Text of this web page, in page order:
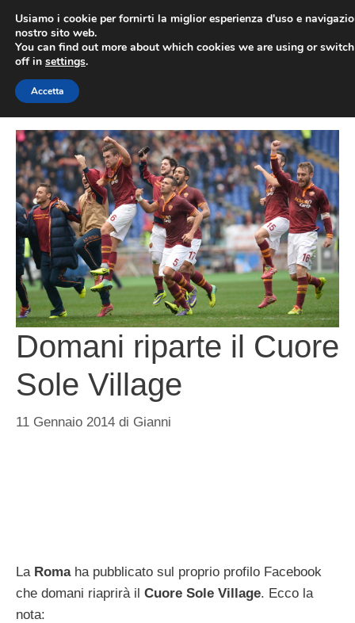
contenuto
Domani riparte il Cuore
Sole Village
11 Gennaio 2014 di Gianni
La Romaha pubblicato sul proprio profilo Facebook
che domani riaprirà il Cuore Sole Village. Ecco la
nota:
Usiamo i cookie per fornirti la miglior esperienza d'uso e
nostro sito web.
You can find out more about which cookies we are using or
off in settings.
Accetta